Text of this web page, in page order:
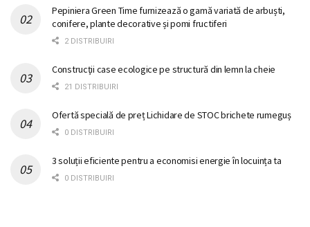
Pepiniera Green Time furnizează o gamă variată de arbuști,
conifere, plante decorative și pomi fructiferi
2 DISTRIBUIRI
Construcţii case ecologice pe structură din lemn la cheie
21 DISTRIBUIRI
Ofertă specială de preț Lichidare de STOC brichete rumeguș
0 DISTRIBUIRI
3 soluții eficiente pentru a economisi energie în locuința ta
0 DISTRIBUIRI